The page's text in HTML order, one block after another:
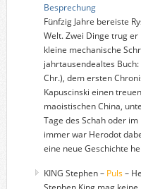
Besprechung
Fünfzig Jahre bereiste
Welt. Zwei Dinge trug
kleine mechanische
jahrtausendealtes
Chr.), dem ersten
Kapuscinski einen
maoistischen China,
Tage des Schah oder
immer war Herodot
eine neue Geschichte
KING Stephen – Puls–